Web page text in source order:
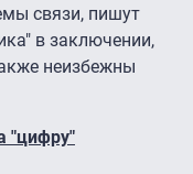
связи, пишут
в заключении,
неизбежны
"цифру"